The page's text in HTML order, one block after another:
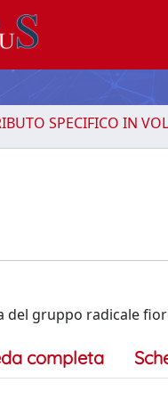
SPECIFICO IN
del gruppo radicale
completa